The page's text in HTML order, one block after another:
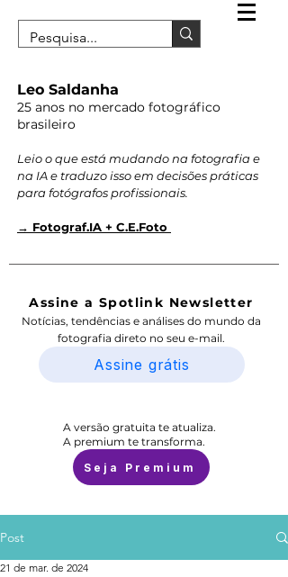
Leo Saldanha
25 anos no mercado fotográfico
brasileiro
Leio o que está mudando na fotografia e
na IA e traduzo isso em decisões práticas
para fotógrafos profissionais.
→ Fotograf.IA + C.E.Foto
Assine a Spotlink Newsletter
Notícias, tendências e análises do mundo da
fotografia direto no seu e-mail.
Assine grátis
A versão gratuita te atualiza.
A premium te transforma.
Seja Premium
Post
21 de mar. de 2024